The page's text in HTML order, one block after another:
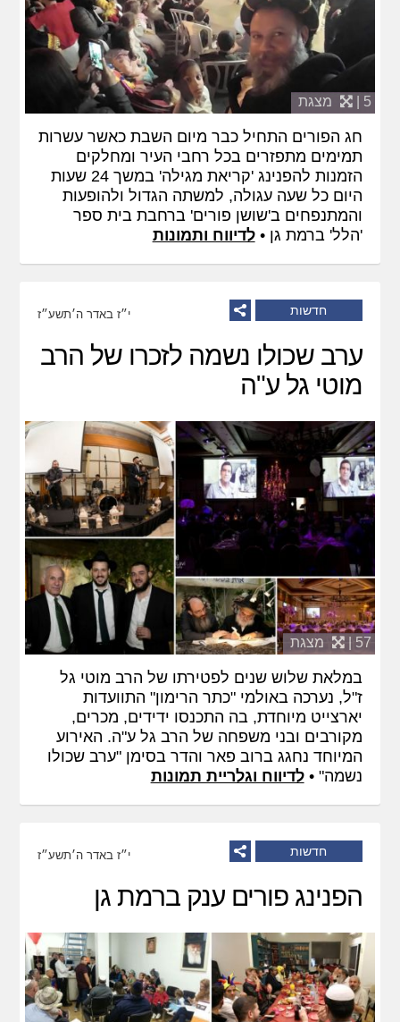
5 | מצגת
חג הפורים התחיל כבר מיום השבת כאשר עשרות
תמימים מתפזרים בכל רחבי העיר ומחלקים
הזמנות להפנינג 'קריאת מגילה' במשך 24 שעות
היום כל שעה עגולה, למשתה הגדול ולהופעות
והמתנפחים ב'שושן פורים' ברחבת בית ספר
'הלל' ברמת גן •לדיווח ותמונות
חדשות י״ז באדר ה׳תשע״ז
ערב שכולו נשמה לזכרו של הרב
מוטי גל ע"ה
57 | מצגת
במלאת שלוש שנים לפטירתו של הרב מוטי גל
ז"ל, נערכה באולמי "כתר הרימון" התוועדות
יארצייט מיוחדת, בה התכנסו ידידים, מכרים,
מקורבים ובני משפחה של הרב גל ע"ה. האירוע
המיוחד נחגג ברוב פאר והדר בסימן "ערב שכולו
נשמה" •לדיווח וגלריית תמונות
חדשות י״ז באדר ה׳תשע״ז
הפנינג פורים ענק ברמת גן